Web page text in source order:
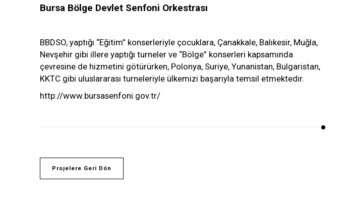
Bursa Bölge Devlet Senfoni Orkestrası
BBDSO, yaptığı “Eğitim” konserleriyle çocuklara, Çanakkale, Balıkesir, Muğla,
Nevşehir gibi illere yaptığı turneler ve “Bölge” konserleri kapsamında
çevresine de hizmetini götürürken, Polonya, Suriye, Yunanistan, Bulgaristan,
KKTC gibi uluslararası turneleriyle ülkemizi başarıyla temsil etmektedir.
http://www.bursasenfoni.gov.tr/
Projelere Geri Dön